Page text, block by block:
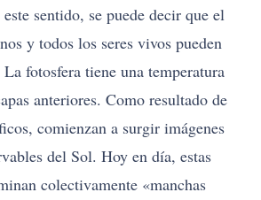
sentido, se puede decir que el
y todos los seres vivos pueden
fotosfera tiene una temperatura
anteriores. Como resultado de
comienzan a surgir imágenes
del Sol. Hoy en día, estas
colectivamente «manchas